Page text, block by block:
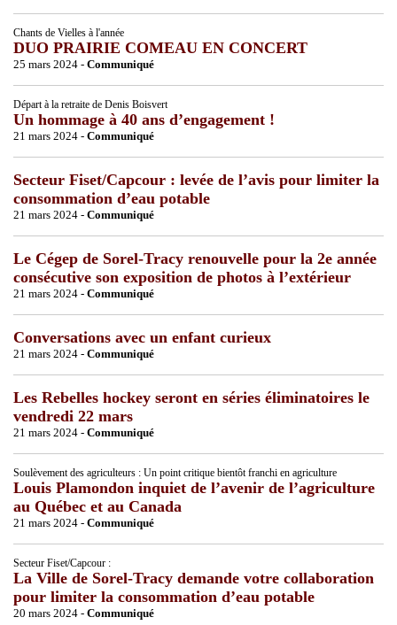
Chants de Vielles à l'année
DUO PRAIRIE COMEAU EN CONCERT
25 mars 2024 - Communiqué
Départ à la retraite de Denis Boisvert
Un hommage à 40 ans d’engagement !
21 mars 2024 - Communiqué
Secteur Fiset/Capcour : levée de l’avis pour limiter la
consommation d’eau potable
21 mars 2024 - Communiqué
Le Cégep de Sorel-Tracy renouvelle pour la 2e année
consécutive son exposition de photos à l’extérieur
21 mars 2024 - Communiqué
Conversations avec un enfant curieux
21 mars 2024 - Communiqué
Les Rebelles hockey seront en séries éliminatoires le
vendredi 22 mars
21 mars 2024 - Communiqué
Soulèvement des agriculteurs : Un point critique bientôt franchi en agriculture
Louis Plamondon inquiet de l’avenir de l’agriculture
au Québec et au Canada
21 mars 2024 - Communiqué
Secteur Fiset/Capcour :
La Ville de Sorel-Tracy demande votre collaboration
pour limiter la consommation d’eau potable
20 mars 2024 - Communiqué